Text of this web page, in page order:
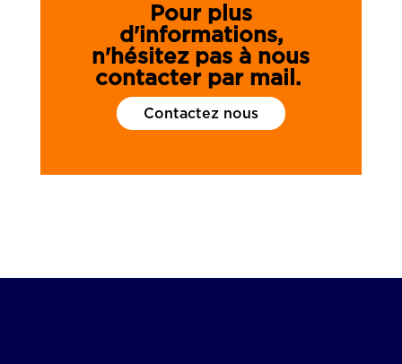
Pour plus
d'informations,
n'hésitez pas à nous
contacter par mail.
Contactez nous